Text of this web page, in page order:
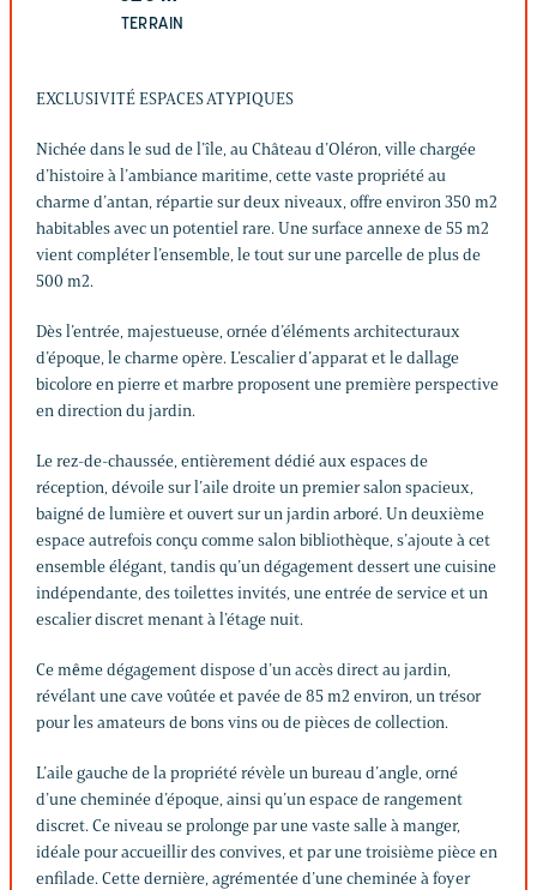
TERRAIN
EXCLUSIVITÉ ESPACES ATYPIQUES
Nichée dans le sud de l’île, au Château d’Oléron, ville chargée
d’histoire à l’ambiance maritime, cette vaste propriété au
charme d’antan, répartie sur deux niveaux, offre environ 350 m2
habitables avec un potentiel rare. Une surface annexe de 55 m2
vient compléter l’ensemble, le tout sur une parcelle de plus de
500 m2.
Dès l’entrée, majestueuse, ornée d’éléments architecturaux
d’époque, le charme opère. L’escalier d’apparat et le dallage
bicolore en pierre et marbre proposent une première perspective
en direction du jardin.
Le rez-de-chaussée, entièrement dédié aux espaces de
réception, dévoile sur l’aile droite un premier salon spacieux,
baigné de lumière et ouvert sur un jardin arboré. Un deuxième
espace autrefois conçu comme salon bibliothèque, s’ajoute à cet
ensemble élégant, tandis qu’un dégagement dessert une cuisine
indépendante, des toilettes invités, une entrée de service et un
escalier discret menant à l’étage nuit.
Ce même dégagement dispose d’un accès direct au jardin,
révélant une cave voûtée et pavée de 85 m2 environ, un trésor
pour les amateurs de bons vins ou de pièces de collection.
L’aile gauche de la propriété révèle un bureau d’angle, orné
d’une cheminée d’époque, ainsi qu’un espace de rangement
discret. Ce niveau se prolonge par une vaste salle à manger,
idéale pour accueillir des convives, et par une troisième pièce en
enfilade. Cette dernière, agrémentée d’une cheminée à foyer